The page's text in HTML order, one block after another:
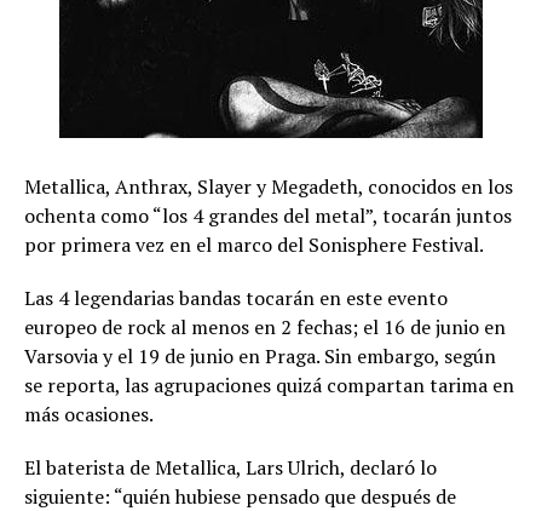
Metallica, Anthrax, Slayer y Megadeth, conocidos en los
ochenta como “los 4 grandes del metal”, tocarán juntos
por primera vez en el marco del Sonisphere Festival.
Las 4 legendarias bandas tocarán en este evento
europeo de rock al menos en 2 fechas; el 16 de junio en
Varsovia y el 19 de junio en Praga. Sin embargo, según
se reporta, las agrupaciones quizá compartan tarima en
más ocasiones.
El baterista de Metallica, Lars Ulrich, declaró lo
siguiente: “quién hubiese pensado que después de